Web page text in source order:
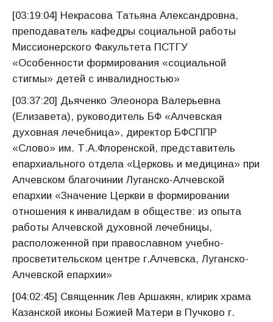
[03:19:04] Некрасова Татьяна Александровна,
преподаватель кафедры социальной работы
Миссионерского Факультета ПСТГУ
«Особенности формирования «социальной
стигмы» детей с инвалидностью»
[03:37:20] Дьяченко Элеонора Валерьевна
(Елизавета), руководитель БФ «Алчевская
духовная лечебница», директор БФСППР
«Слово» им. Т.А.Флоренской, представитель
епархиального отдела «Церковь и медицина» при
Алчевском благочинии Луганско-Алчевской
епархии «Значение Церкви в формировании
отношения к инвалидам в обществе: из опыта
работы Алчевской духовной лечебницы,
расположенной при православном учебно-
просветительском центре г.Алчевска, Луганско-
Алчевской епархии»
[04:02:45] Священник Лев Аршакян, клирик храма
Казанской иконы Божией Матери в Пучково г.